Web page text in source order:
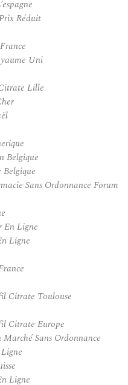
Réduit
Uni
Lille
Belgique
Sans Ordonnance Forum
En Ligne
Ligne
Citrate Toulouse
Citrate Europe
Sans Ordonnance
Ligne